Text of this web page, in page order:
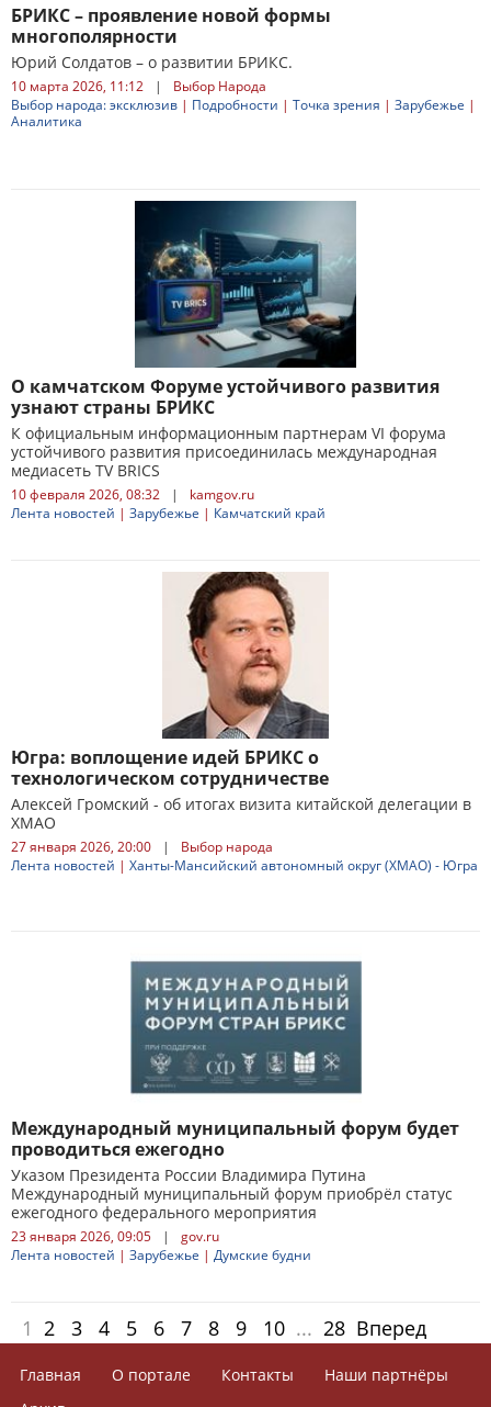
БРИКС – проявление новой формы
многополярности
Юрий Солдатов – о развитии БРИКС.
10 марта 2026, 11:12 |
Выбор Народа
Выбор народа: эксклюзив | Подробности | Точка зрения | Зарубежье |
Аналитика
О камчатском Форуме устойчивого развития
узнают страны БРИКС
К официальным информационным партнерам VI форума
устойчивого развития присоединилась международная
медиасеть TV BRICS
10 февраля 2026, 08:32 |
kamgov.ru
Лента новостей | Зарубежье | Камчатский край
Югра: воплощение идей БРИКС о
технологическом сотрудничестве
Алексей Громский - об итогах визита китайской делегации в
ХМАО
27 января 2026, 20:00 |
Выбор народа
Лента новостей | Ханты-Мансийский автономный округ (ХМАО) - Югра
Международный муниципальный форум будет
проводиться ежегодно
Указом Президента России Владимира Путина
Международный муниципальный форум приобрёл статус
ежегодного федерального мероприятия
23 января 2026, 09:05 |
gov.ru
Лента новостей | Зарубежье | Думские будни
1 2 3 4 5 6 7 8 9 10 ... 28 Вперед
Главная О портале Контакты
Наши партнёры